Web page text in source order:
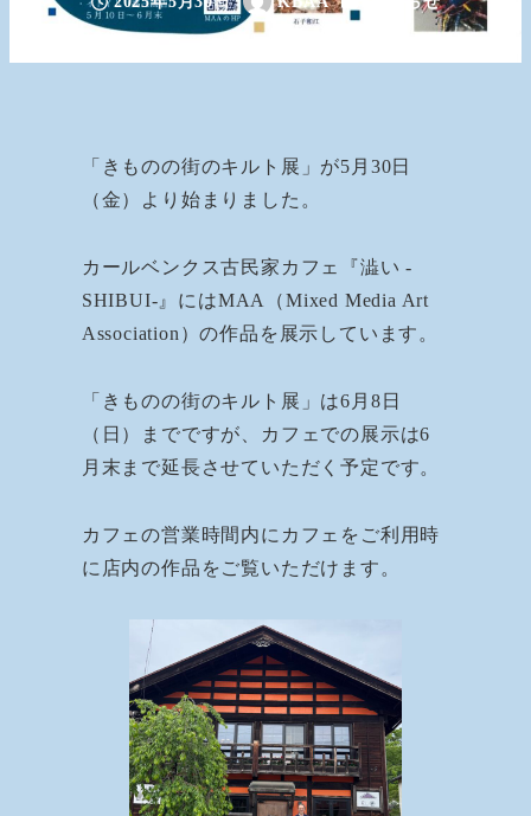
投稿日
著
「きものの街のキルト展」が5月30日
（金）より始まりました。
カールベンクス古民家カフェ『澁い -
SHIBUI-』にはMAA（Mixed Media Art
Association）の作品を展示しています。
「きものの街のキルト展」は6月8日
（日）までですが、カフェでの展示は6
月末まで延長させていただく予定です。
カフェの営業時間内にカフェをご利用時
に店内の作品をご覧いただけます。